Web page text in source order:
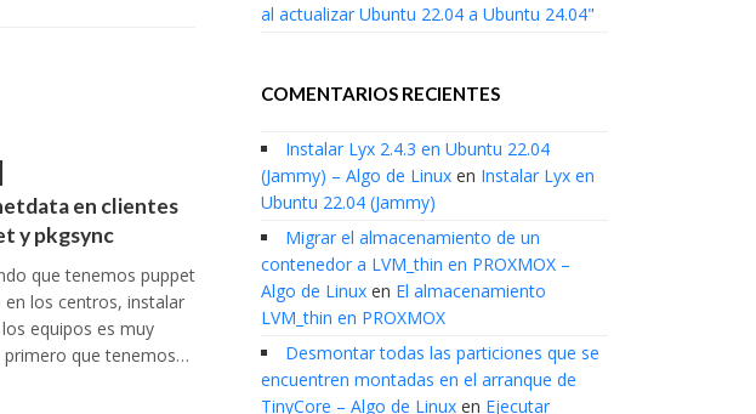
en clientes
y pkgsync
que tenemos puppet
los centros, instalar
equipos es muy
primero que tenemos…
al actualizar Ubuntu 22.04 a Ubuntu 24.04"
COMENTARIOS RECIENTES
Instalar Lyx 2.4.3 en Ubuntu 22.04
(Jammy) – Algo de Linux en Instalar Lyx en
Ubuntu 22.04 (Jammy)
Migrar el almacenamiento de un
contenedor a LVM_thin en PROXMOX –
Algo de Linux en El almacenamiento
LVM_thin en PROXMOX
Desmontar todas las particiones que se
encuentren montadas en el arranque de
TinyCore – Algo de Linux en Ejecutar